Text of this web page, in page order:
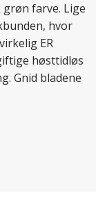
farve. Lige
hvor
ER
høsttidløs
Gnid bladene